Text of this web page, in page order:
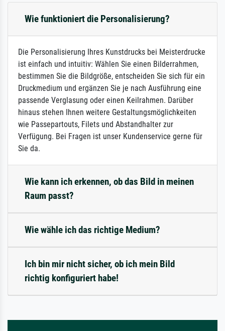
Wie funktioniert die Personalisierung?
Die Personalisierung Ihres Kunstdrucks bei Meisterdrucke
ist einfach und intuitiv: Wählen Sie einen Bilderrahmen,
bestimmen Sie die Bildgröße, entscheiden Sie sich für ein
Druckmedium und ergänzen Sie je nach Ausführung eine
passende Verglasung oder einen Keilrahmen. Darüber
hinaus stehen Ihnen weitere Gestaltungsmöglichkeiten
wie Passepartouts, Filets und Abstandhalter zur
Verfügung. Bei Fragen ist unser Kundenservice gerne für
Sie da.
Wie kann ich erkennen, ob das Bild in meinen
Raum passt?
Wie wähle ich das richtige Medium?
Ich bin mir nicht sicher, ob ich mein Bild
richtig konfiguriert habe!